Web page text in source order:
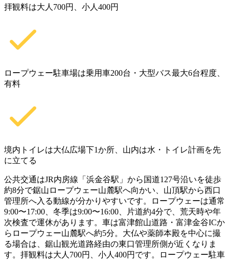
拝観料は大人700円、小人400円
ロープウェー駐車場は乗用車200台・大型バス最大6台程度、
有料
境内トイレは大仏広場下1か所、山内は水・トイレ計画を先
に立てる
公共交通はJR内房線「浜金谷駅」から国道127号沿いを徒歩
約8分で鋸山ロープウェー山麓駅へ向かい、山頂駅から西口
管理所へ入る動線が分かりやすいです。ロープウェーは通常
9:00〜17:00、冬季は9:00〜16:00、片道約4分で、荒天時や年
次検査で運休があります。車は富津館山道路・富津金谷ICか
らロープウェー山麓駅へ約5分。大仏や薬師本殿を中心に撮
る場合は、鋸山観光道路経由の東口管理所側が近くなりま
す。拝観料は大人700円、小人400円です。ロープウェー駐車